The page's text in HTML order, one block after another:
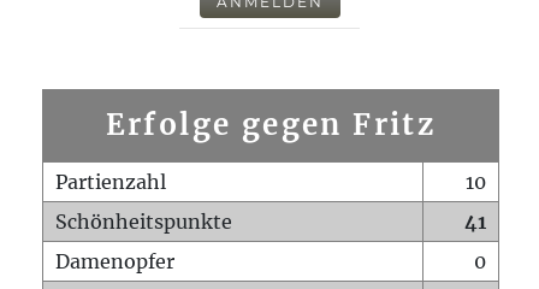
Erfolge gegen Fritz
Partienzahl
10
Schönheitspunkte
41
Damenopfer
0